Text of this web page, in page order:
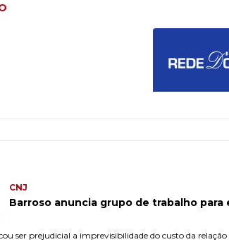
CNJ
Barroso anuncia grupo de trabalho
ser prejudicial a imprevisibilidade do custo da relação